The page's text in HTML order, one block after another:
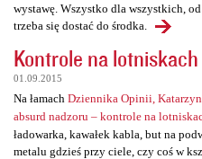
wystawę. Wszystko dla wszystkich,
trzeba się dostać do środka.
Kontrole na
01.09.2015
Na łamach Dziennika Opinii,
absurd nadzoru – kontrole na
ładowarka, kawałek kabla, but na
metalu gdzieś przy ciele, czy coś w